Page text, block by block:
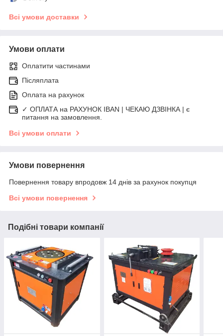
Всі умови доставки
Умови оплати
Оплатити частинами
Післяплата
Оплата на рахунок
✓ ОПЛАТА на РАХУНОК IBAN | ЧЕКАЮ ДЗВІНКА | є
питання на замовлення.
Всі умови оплати
Умови повернення
Повернення товару впродовж 14 днів за рахунок покупця
Всі умови повернення
Подібні товари компанії